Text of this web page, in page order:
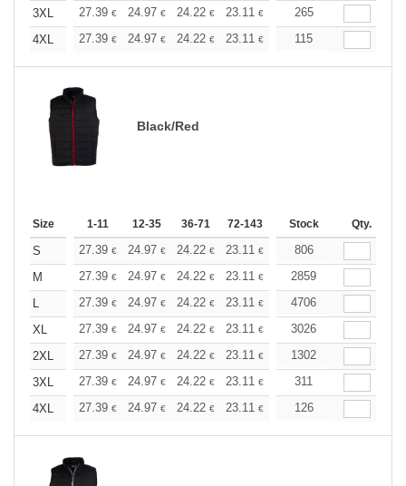
3XL
27.39 € 24.97 € 24.22 € 23.11 € 21.80€
265
4XL
27.39 € 24.97 € 24.22 € 23.11 € 21.80€
115
Black/Red
Size 1-11 12-35 36-71 72-143 144-287 288 +
Stock Qty.
S 27.39 € 24.97 € 24.22 € 23.11 € 21.80€
806
M
27.39 € 24.97 € 24.22 € 23.11 € 21.80€
2859
L
27.39 € 24.97 € 24.22 € 23.11 € 21.80€
4706
XL
27.39 € 24.97 € 24.22 € 23.11 € 21.80€
3026
2XL
27.39 € 24.97 € 24.22 € 23.11 € 21.80€
1302
3XL
27.39 € 24.97 € 24.22 € 23.11 € 21.80
311
4XL
27.39 € 24.97 € 24.22 € 23.11 € 21.80€
126